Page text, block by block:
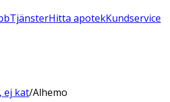
TjänsterHitta apotekKundservice
ej kat/Alhemo